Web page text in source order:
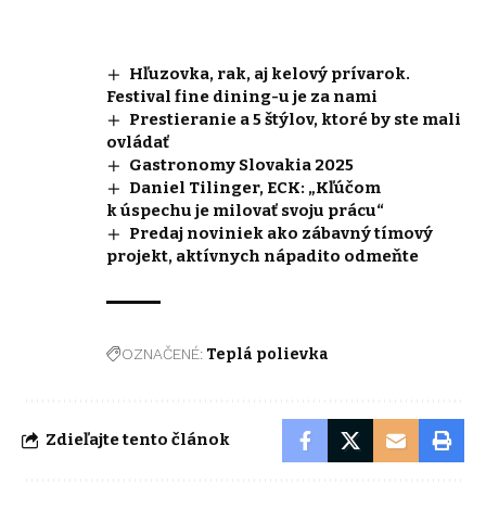
Hľuzovka, rak, aj kelový prívarok.
Festival fine dining-u je za nami
Prestieranie a 5 štýlov, ktoré by ste mali
ovládať
Gastronomy Slovakia 2025
Daniel Tilinger, ECK: „Kľúčom
k úspechu je milovať svoju prácu“
Predaj noviniek ako zábavný tímový
projekt, aktívnych nápadito odmeňte
OZNAČENÉ: Teplá polievka
Zdieľajte tento článok